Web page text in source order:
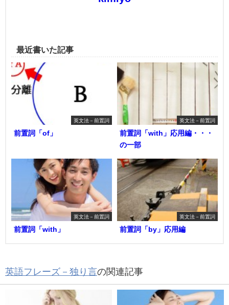
最近書いた記事
英文法－前置詞
前置詞「of」
英文法－前置詞
前置詞「with」応用編・・・
の一部
英文法－前置詞
前置詞「with」
英文法－前置詞
前置詞「by」応用編
英語フレーズ－独り言の関連記事